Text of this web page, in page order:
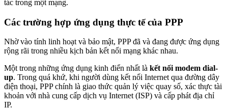
tác trong một mạng.
Các trường hợp ứng dụng thực tế của PPP
Nhờ vào tính linh hoạt và bảo mật, PPP đã và đang được ứng dụng
rộng rãi trong nhiều kịch bản kết nối mạng khác nhau.
Một trong những ứng dụng kinh điển nhất là kết nối modem dial-
up. Trong quá khứ, khi người dùng kết nối Internet qua đường dây
điện thoại, PPP chính là giao thức quản lý việc quay số, xác thực tài
khoản với nhà cung cấp dịch vụ Internet (ISP) và cấp phát địa chỉ
IP.